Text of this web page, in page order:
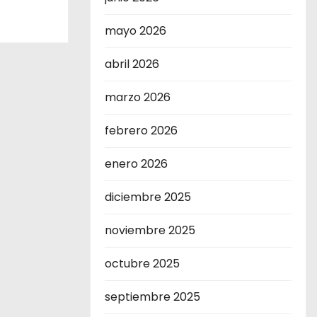
mayo 2026
abril 2026
marzo 2026
febrero 2026
enero 2026
diciembre 2025
noviembre 2025
octubre 2025
septiembre 2025